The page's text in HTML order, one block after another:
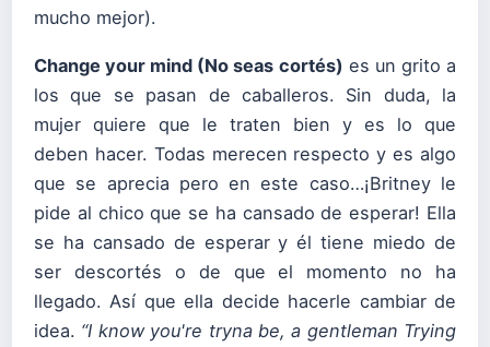
mucho mejor).
Change your mind (No seas cortés) es un grito a
los que se pasan de caballeros. Sin duda, la
mujer quiere que le traten bien y es lo que
deben hacer. Todas merecen respecto y es algo
que se aprecia pero en este caso…¡Britney le
pide al chico que se ha cansado de esperar! Ella
se ha cansado de esperar y él tiene miedo de
ser descortés o de que el momento no ha
llegado. Así que ella decide hacerle cambiar de
idea. “I know you're tryna be, a gentleman Trying